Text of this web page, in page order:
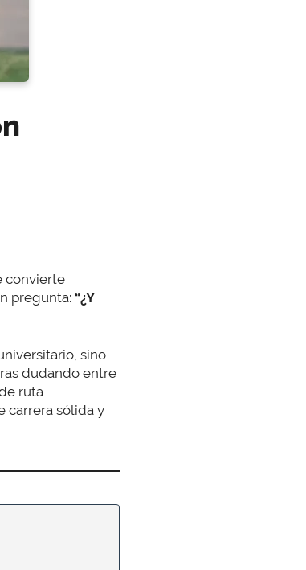
convierte
pregunta: “¿Y
sino
dudando entre
ruta
carrera sólida y